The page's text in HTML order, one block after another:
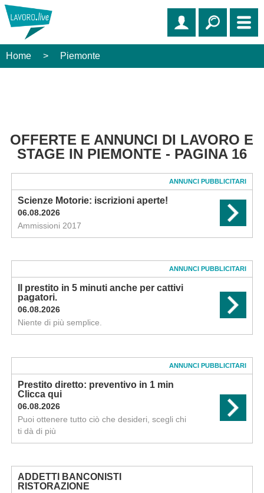
Home > Piemonte
OFFERTE E ANNUNCI DI LAVORO E
STAGE IN PIEMONTE - PAGINA 16
ANNUNCI PUBBLICITARI
Scienze Motorie: iscrizioni aperte!
06.08.2026
Ammissioni 2017
ANNUNCI PUBBLICITARI
Il prestito in 5 minuti anche per cattivi
pagatori.
06.08.2026
Niente di più semplice.
ANNUNCI PUBBLICITARI
Prestito diretto: preventivo in 1 min
Clicca qui
06.08.2026
Puoi ottenere tutto ciò che desideri, scegli chi
ti dà di più
ADDETTI BANCONISTI
RISTORAZIONE